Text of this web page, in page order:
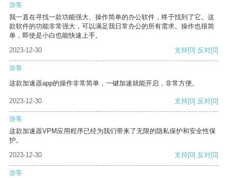
游客
我一直在寻找一款功能强大、操作简单的办公软件，终于找到了它。这
款软件的功能非常强大，可以满足我日常办公的所有需求。操作也很简
单，即使是小白也能快速上手。
2023-12-30
支持[0] 反对[0]
游客
这款加速器app的操作非常简单，一键加速就能开启，非常方便。
2023-12-30 支持[0] 反对[0]
游客
这款加速器VPM应用程序已经为我们带来了无限的隐私保护和安全性保
护。
2023-12-30
支持[0] 反对[0]
游客